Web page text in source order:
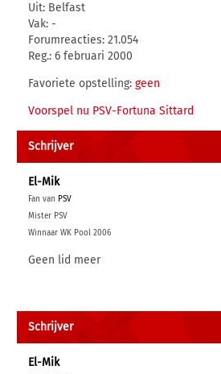
Uit: Belfast
Vak: -
Forumreacties: 21.054
Reg.: 6 februari 2000
Favoriete opstelling: geen
Voorspel nu PSV-Fortuna Sittard
Schrijver
El-Mik
Fan van PSV
Mister PSV
Winnaar WK Pool 2006
Geen lid meer
Schrijver
El-Mik